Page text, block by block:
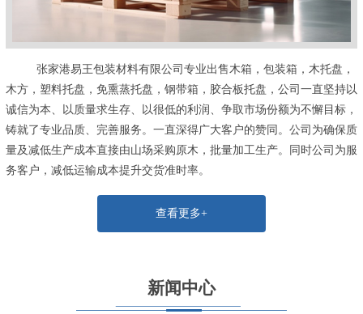
张家港易王包装材料有限公司专业出售木箱，包装箱，木托盘，
木方，塑料托盘，免熏蒸托盘，钢带箱，胶合板托盘，公司一直坚持以
诚信为本、以质量求生存、以很低的利润、争取市场份额为不懈目标，
铸就了专业品质、完善服务。一直深得广大客户的赞同。公司为确保质
量及减低生产成本直接由山场采购原木，批量加工生产。同时公司为服
务客户，减低运输成本提升交货准时率。
查看更多+
新闻中心